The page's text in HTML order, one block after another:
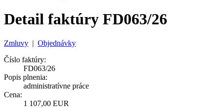
Detail faktúry FD063/26
Zmluvy | Objednávky
Číslo faktúry:
FD063/26
Popis plnenia:
administratívne práce
Cena:
1 107,00 EUR